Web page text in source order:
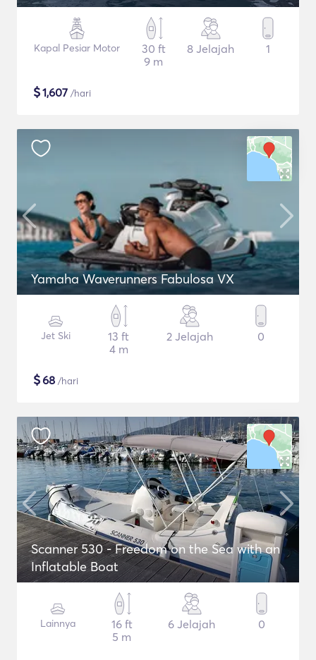
Kapal Pesiar Motor
30 ft
9 m
8 Jelajah 1
$1,607 /hari
Yamaha Waverunners Fabulosa VX
Jet Ski
13 ft
4 m
2 Jelajah 0
$68 /hari
Scanner 530 - Freedom on the Sea with an
Inflatable Boat
Lainnya
16 ft
5 m
6 Jelajah 0